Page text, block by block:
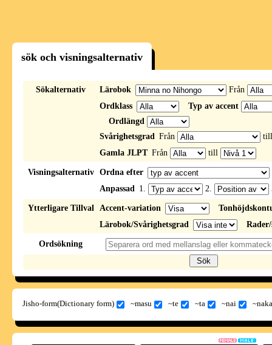
sök och visningsalternativ
Sökalternativ Lärobok
Från
Ordklass
Typ av accent
Ordlängd
Svårighetsgrad Från
Gamla JLPT Från till
Visningsalternativ
Ordna efter
Anpassad 1. 2.
Ytterligare Tillval Accent-variation
Lärobok/Svårighetsgrad
Ordsökning
Jisho-form(Dictionary form) ~masu ~te ~ta ~nai